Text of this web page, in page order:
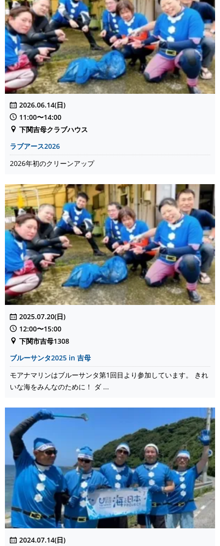
2026.06.14(日)
11:00〜14:00
下関吉母クラブハウス
ラブアース2026
2026年初のクリーンアップ
2025.07.20(日)
12:00〜15:00
下関市吉母1308
ブルーサンタ2025 in 吉母
モアナマリンはブルーサンタ第1回目より参加しています。 きれ
いな海をみんなのために！ ダ ...
2024.07.14(日)